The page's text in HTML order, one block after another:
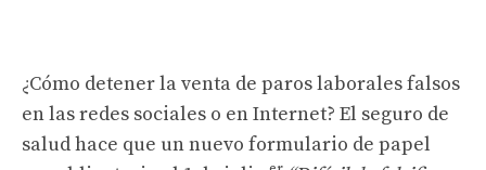
¿Cómo detener la venta de paros laborales falsos
en las redes sociales o en Internet? El seguro de
salud hace que un nuevo formulario de papel